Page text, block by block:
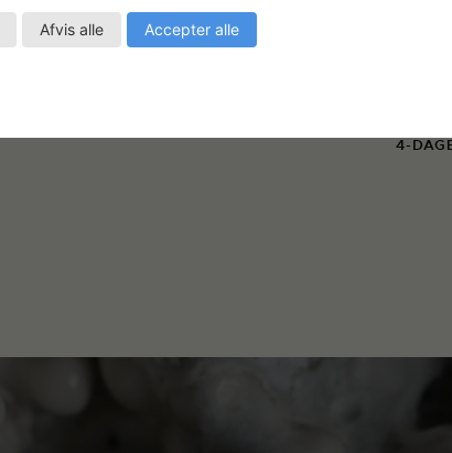
4-
Afvis alle Accepter alle